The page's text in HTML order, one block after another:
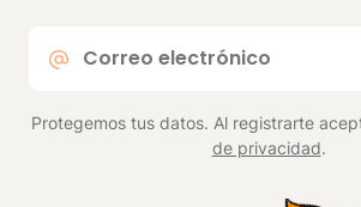
electrónico
Protegemos tus datos. Al registrarte
de privacidad.